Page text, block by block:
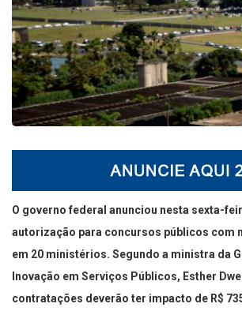
O governo federal anunciou nesta sexta-
autorização para concursos públicos com
em 20 ministérios. Segundo a ministra da
Inovação em Serviços Públicos, Esther
contratações deverão ter impacto de R$